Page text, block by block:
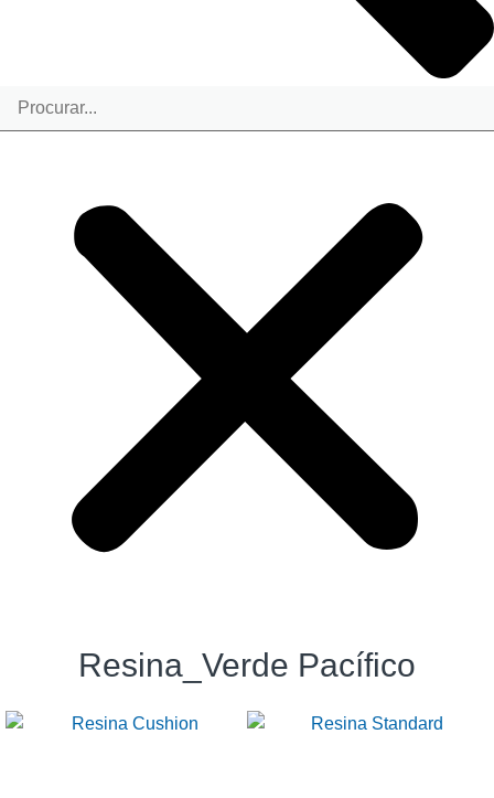
Resina_Verde Pacífico